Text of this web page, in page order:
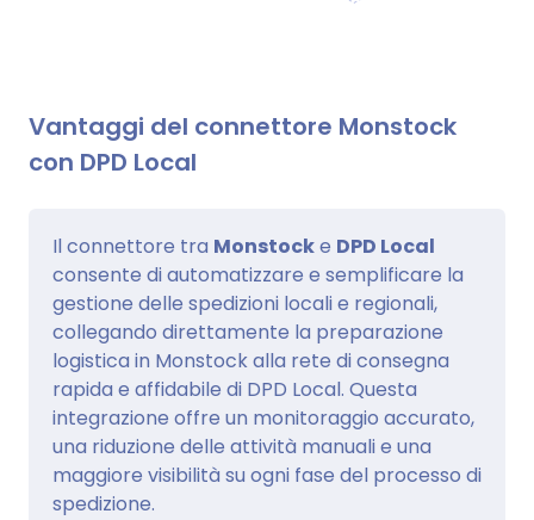
Vantaggi del connettore Monstock
con DPD Local
Il connettore tra Monstocke DPD Local
consente di automatizzare e semplificare la
gestione delle spedizioni locali e regionali,
collegando direttamente la preparazione
logistica in Monstock alla rete di consegna
rapida e affidabile di DPD Local. Questa
integrazione offre un monitoraggio accurato,
una riduzione delle attività manuali e una
maggiore visibilità su ogni fase del processo di
spedizione.